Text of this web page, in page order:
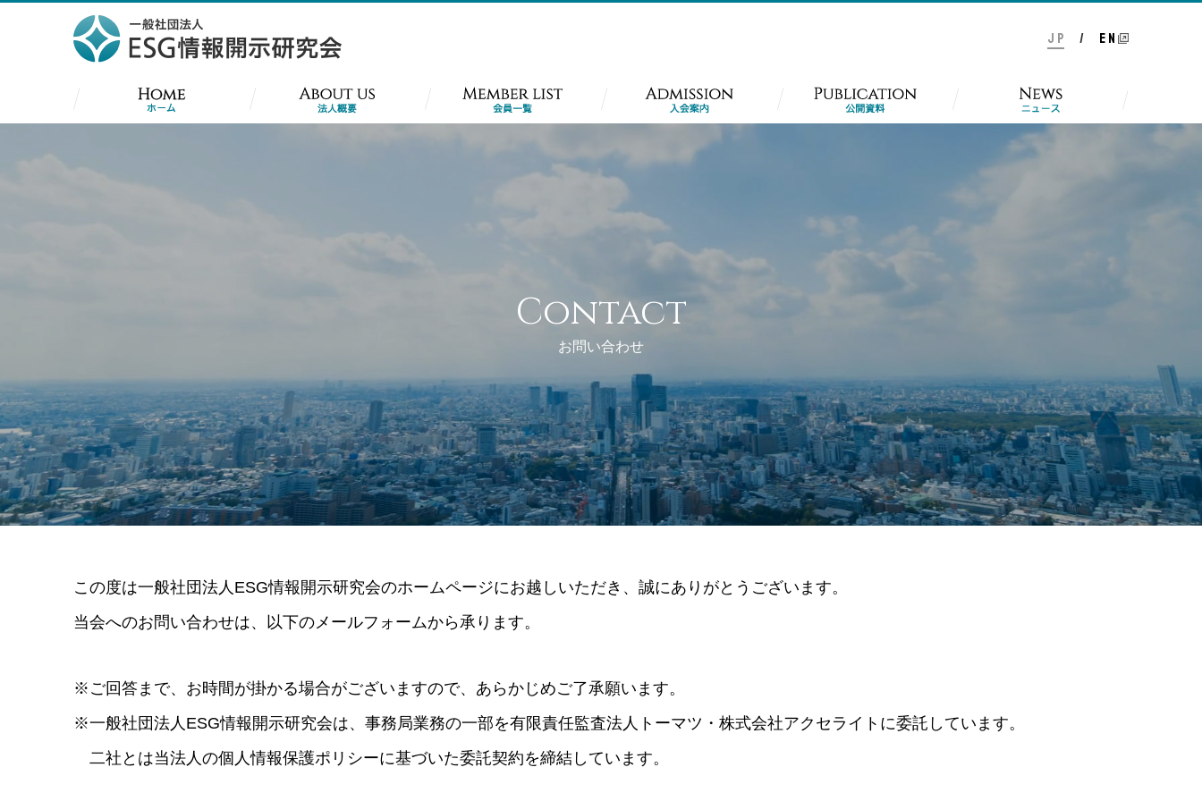
J P / E N
Contact
お問い合わせ
この度は一般社団法人ESG情報開示研究会のホームページにお越しいただき、誠にありがとうございます。
当会へのお問い合わせは、以下のメールフォームから承ります。
※ご回答まで、お時間が掛かる場合がございますので、あらかじめご了承願います。
※一般社団法人ESG情報開示研究会は、事務局業務の一部を有限責任監査法人トーマツ・株式会社アクセライトに委託しています。
二社とは当法人の個人情報保護ポリシーに基づいた委託契約を締結しています。